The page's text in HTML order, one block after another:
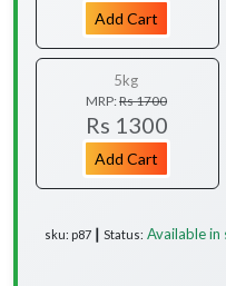
Add Cart
5kg
MRP:Rs 1700
Rs 1300
Add Cart
sku: p87 ┃ Status: Available in